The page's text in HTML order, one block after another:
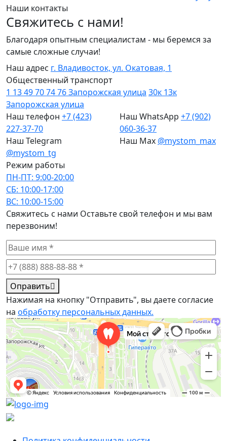
Наши контакты
Свяжитесь с нами!
Благодаря опытным специалистам - мы беремся за
самые сложные случаи!
Наш адрес г. Владивосток, ул. Окатовая, 1
Общественный транспорт
1 1349707476Запорожская улица 30к 13к
Запорожская улица
Наш телефон +7 (423)
227-37-70
Наш WhatsApp +7 (902)
060-36-37
Наш Telegram
@mystom_tg
Наш Max @mystom_max
Режим работы
ПН-ПТ: 9:00-20:00
СБ: 10:00-17:00
ВС: 10:00-15:00
Cвяжитесь с нами Оставьте свой телефон и мы вам
перезвоним!
Оправить
Нажимая на кнопку "Отправить", вы даете согласие
на обработку персональных данных.
Мой стоматолог
Стоматологическая клиника во Владивостоке